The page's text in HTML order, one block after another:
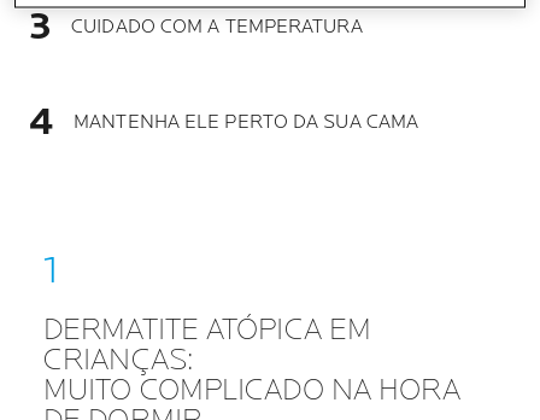
CUIDADO COM A TEMPERATURA
MANTENHA ELE PERTO DA SUA CAMA
DERMATITE ATÓPICA EM
CRIANÇAS:
MUITO COMPLICADO NA HORA